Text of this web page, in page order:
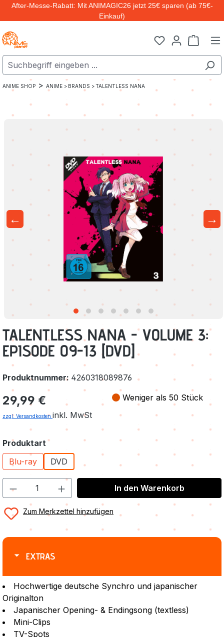
Zum Hauptinhalt springen
After-Messe-Rabatt: Mit ANIMAGIC26 jetzt 25€ sparen (ab 75€-
Einkauf)
ANIME SHOP > ANIME > BRANDS >TALENTLESS NANA
← →
TALENTLESS NANA - VOLUME 3:
EPISODE 09-13 [DVD]
Produktnummer: 4260318089876
Regulärer Preis:
29,99 €
zzgl. Versandkosten inkl. MwSt
Weniger als 50 Stück
Produktartauswählen
Blu-ray
DVD
In den Warenkorb
Zum Merkzettel hinzufügen
EXTRAS
Hochwertige deutsche Synchro und japanischer
Originalton
Japanischer Opening- & Endingsong (textless)
Mini-Clips
TV-Spots